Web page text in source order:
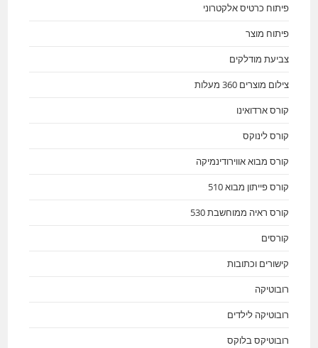
פיתוח כרטיס אלקטרוני
פיתוח מוצר
צביעת מודלקים
צילום מוצרים 360 מעלות
קורס ארדואינו
קורס לינוקס
קורס מבוא אווירודינמיקה
קורס פייתון מבוא 510
קורס ראיה ממוחשבת 530
קורסים
קישורים וכתובות
רובוטיקה
רובוטיקה לילדים
רובוטיקס בלוקס